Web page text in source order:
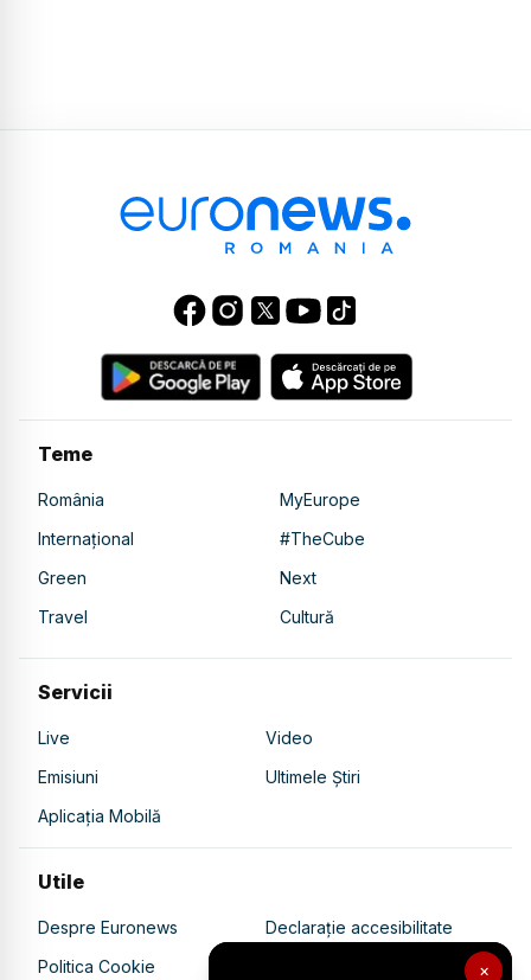
×
Teme
România
MyEurope
Internațional
#TheCube
Green
Next
Travel
Cultură
Servicii
Live
Video
Emisiuni
Ultimele Știri
Aplicația Mobilă
Utile
Despre Euronews
Declarație accesibilitate
Politica Cookie
Politica de confidențialitate